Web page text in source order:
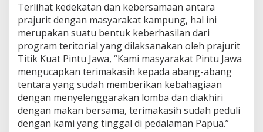
Terlihat kedekatan dan kebersamaan antara
prajurit dengan masyarakat kampung, hal ini
merupakan suatu bentuk keberhasilan dari
program teritorial yang dilaksanakan oleh prajurit
Titik Kuat Pintu Jawa, “Kami masyarakat Pintu Jawa
mengucapkan terimakasih kepada abang-abang
tentara yang sudah memberikan kebahagiaan
dengan menyelenggarakan lomba dan diakhiri
dengan makan bersama, terimakasih sudah peduli
dengan kami yang tinggal di pedalaman Papua.”